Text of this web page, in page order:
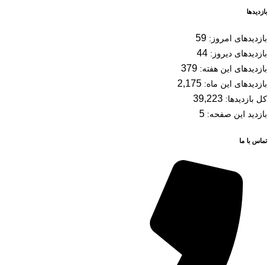
بازدیدها
بازدیدهای امروز: 59
بازدیدهای دیروز: 44
بازدیدهای این هفته: 379
بازدیدهای این ماه: 2,175
کل بازدیدها: 39,223
بازدید این صفحه: 5
تماس با ما